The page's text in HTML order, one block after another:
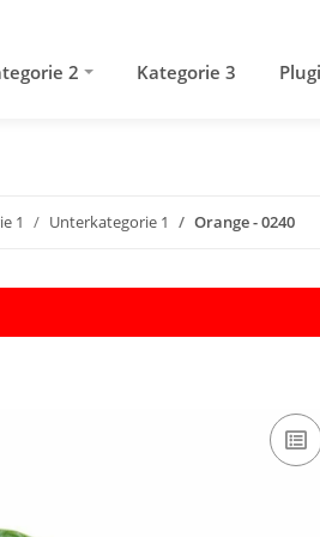
2 Kategorie 3
1 Unterkategorie 1 Orange - 0240